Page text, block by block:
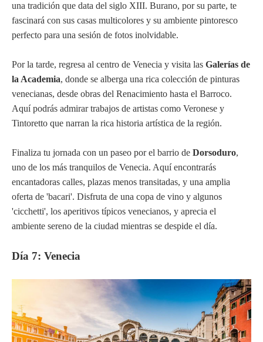
una tradición que data del siglo XIII. Burano, por su parte, te
fascinará con sus casas multicolores y su ambiente pintoresco
perfecto para una sesión de fotos inolvidable.
Por la tarde, regresa al centro de Venecia y visita las Galerías de
la Academia, donde se alberga una rica colección de pinturas
venecianas, desde obras del Renacimiento hasta el Barroco.
Aquí podrás admirar trabajos de artistas como Veronese y
Tintoretto que narran la rica historia artística de la región.
Finaliza tu jornada con un paseo por el barrio de Dorsoduro,
uno de los más tranquilos de Venecia. Aquí encontrarás
encantadoras calles, plazas menos transitadas, y una amplia
oferta de 'bacari'. Disfruta de una copa de vino y algunos
'cicchetti', los aperitivos típicos venecianos, y aprecia el
ambiente sereno de la ciudad mientras se despide el día.
Día 7: Venecia